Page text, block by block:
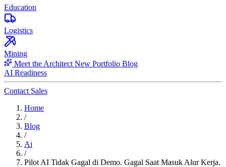
Education
Logistics
Mining
Meet the Architect New Portfolio Blog
AI Readiness
Contact Sales
Home
/
Blog
/
Ai
/
Pilot AI Tidak Gagal di Demo. Gagal Saat Masuk Alur Kerja.